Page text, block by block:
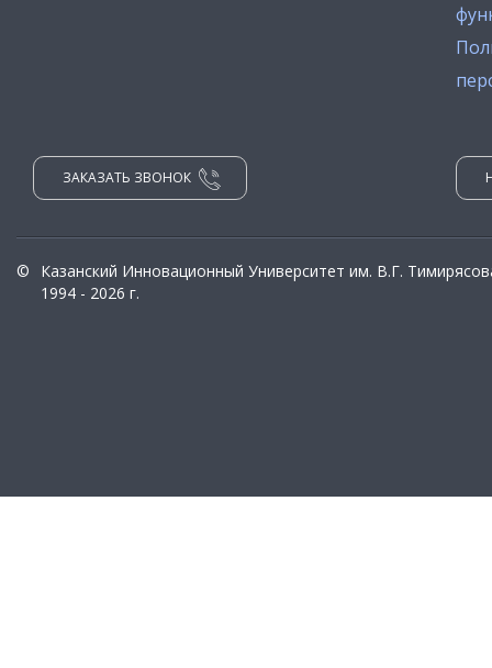
ЗАКАЗАТЬ ЗВОНОК
©
Казанский Инновационный Университет им. В.Г.
1994 - 2026 г.